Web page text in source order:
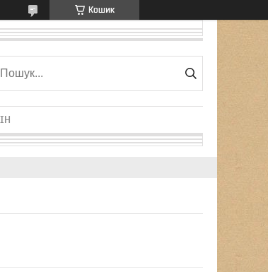
Кошик